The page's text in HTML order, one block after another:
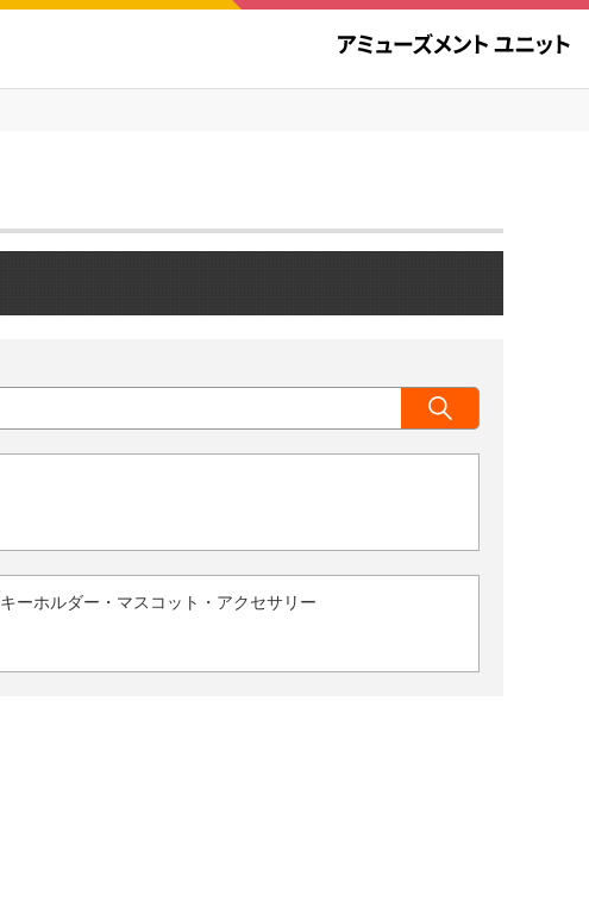
キーホルダー・マスコット・アクセサリー